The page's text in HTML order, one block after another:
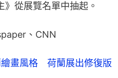
從展覽名單中抽起。
、CNN
畫風格 荷蘭展出修復版